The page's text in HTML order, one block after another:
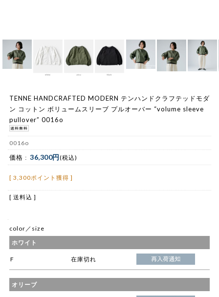
TENNE HANDCRAFTED MODERN テンハンドクラフテッドモダ
ン コットン ボリュームスリーブ プルオーバー “volume sleeve
pullover” 0016o
0016o
価格 : 36,300円(税込)
[ 3,300ポイント獲得 ]
[ 送料込 ]
color／size
ホワイト
F 在庫切れ
オリーブ